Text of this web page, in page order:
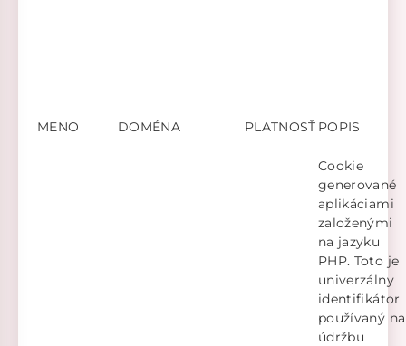
MENO DOMÉNA PLATNOSŤ POPIS
Cookie
generované
aplikáciami
založenými
na jazyku
PHP. Toto je
univerzálny
identifikátor
používaný na
údržbu